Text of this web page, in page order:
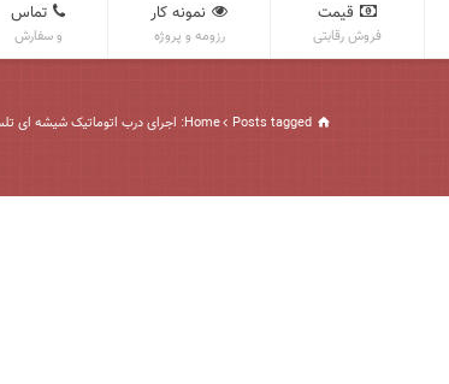
قیمت
فروش رقابتی
نمونه کار
رزومه و پروژه
تماس
و سفارش
Home Posts tagged: اجرای درب اتوماتیک شیشه ای تلسکوپی